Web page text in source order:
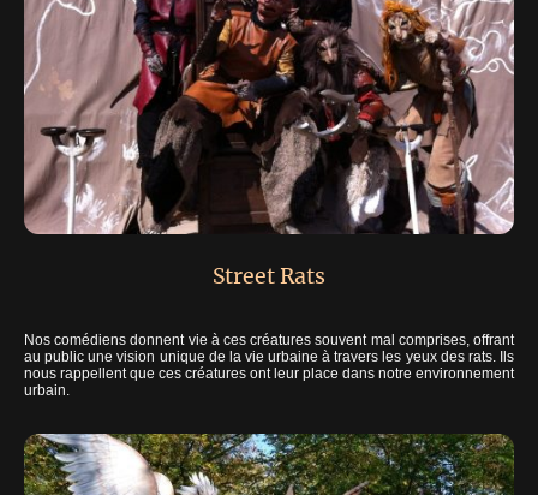
Street Rats
Nos comédiens donnent vie à ces créatures souvent mal comprises, offrant
au public une vision unique de la vie urbaine à travers les yeux des rats. Ils
nous rappellent que ces créatures ont leur place dans notre environnement
urbain.